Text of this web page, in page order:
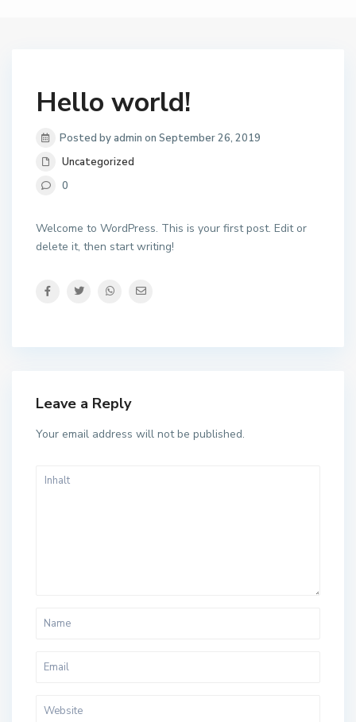
Hello world!
Posted by admin on September 26, 2019
Uncategorized
0
Welcome to WordPress. This is your first post. Edit or
delete it, then start writing!
Leave a Reply
Your email address will not be published.